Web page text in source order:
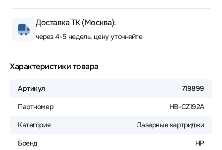
Доставка ТК (Москва):
через 4-5 недель, цену уточняйте
Характеристики товара
Артикул 719899
Партномер HB-CZ192A
Категория Лазерные картриджи
Бренд HP